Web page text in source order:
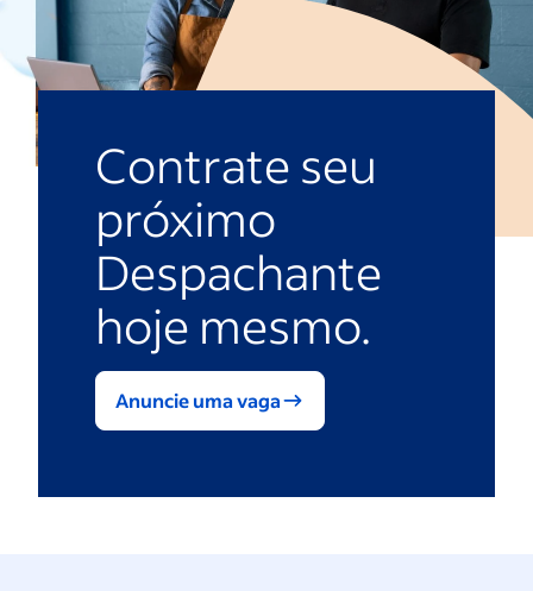
Contrate seu
próximo
Despachante
hoje mesmo.
Anuncie uma vaga